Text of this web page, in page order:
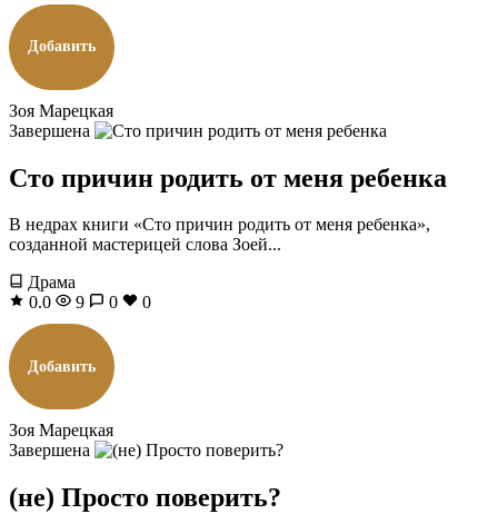
Добавить
Зоя Марецкая
Завершена
Сто причин родить от меня ребенка
В недрах книги «Сто причин родить от меня ребенка»,
созданной мастерицей слова Зоей...
Драма
0.0
9 0 0
Добавить
Зоя Марецкая
Завершена
(не) Просто поверить?